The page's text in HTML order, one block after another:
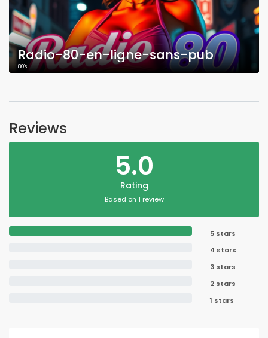
Radio-80-en-ligne-sans-pub
80's
Reviews
5.0
Rating
Based on 1 review
5 stars
4 stars
3 stars
2 stars
1 stars